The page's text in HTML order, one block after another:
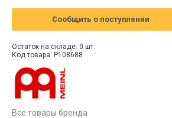
Сообщить о поступлении
Остаток на складе: 0 шт.
Код товара: P108688
Все товары бренда